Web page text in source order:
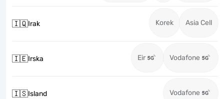
🇮🇶Irak Korek Asia Cell
🇮🇪Irska Eir Vodafone
🇮🇸Island Vodafone